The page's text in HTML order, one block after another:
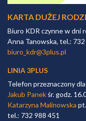
KARTA DUŻEJ
Biuro KDR czynne w dni
Anna Tanowska, tel.:
biuro_kdr@3plus.pl
LINIA 3PLUS
Telefon przeznaczony
Jakub Panekśr. godz.
Katarzyna Malinowska
tel.: 732 988 451